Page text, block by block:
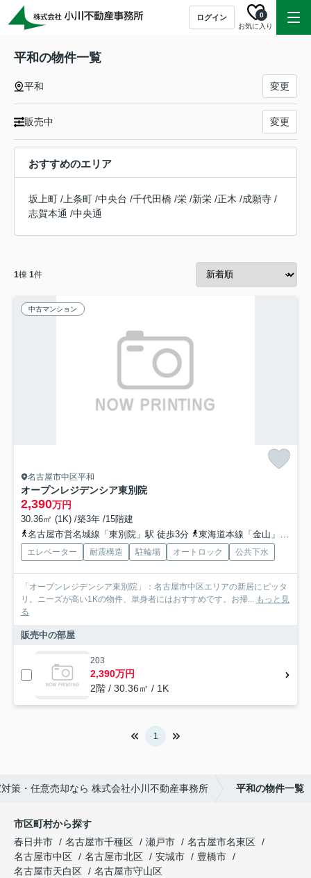
ログイン
お気に入り
0
平和の物件一覧
平和 変更
販売中 変更
おすすめのエリア
坂上町 / 上条町 /中央台 /千代田橋 /栄 /新栄 /正木 /成願寺 /
志賀本通 /中央通
1棟 1件
中古マンション
名古屋市中区平和
オープンレジデンシア東別院
2,390万円
30.36㎡ (1K) /築3年 /15階建
名古屋市営名城線「東別院」駅 徒歩3分
東海道本線「金山」駅 徒歩15分
エレベーター 耐震構造 駐輪場 オートロック 公共下水
「オープンレジデンシア東別院」：名古屋市中区エリアの新居にピッタ
リ。ニーズが高い1Kの物件、単身者にはおすすめです。お掃... もっと見
る
販売中の部屋
203
2,390万円
2階 / 30.36㎡ / 1K
1
策・任意売却なら 株式会社小川不動産事務所 平和の物件一覧
市区町村から探す
春日井市
名古屋市千種区 瀬戸市
名古屋市名東区
名古屋市中区
名古屋市北区 安城市
豊橋市
名古屋市天白区
名古屋市守山区